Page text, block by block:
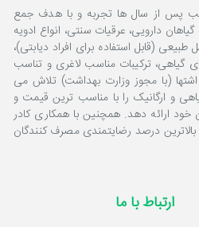
طب پس از سال ها تجربه و با هدف جمع
دارویی، عرقیات سنتی، انواع ادویه
(قابل استفاده برای افراد دیابتی)،
گیاهی، ترکیبات مناسب لاغری و تناسب
(با مجوز وزارت بهداشت) تلاش می
و ارگانیک را با مناسب ترین قیمت و
ارائه دهد. همچنین با همکاری کادر
درصد رضایتمندی مصرف کنندگان
ارتباط با ما